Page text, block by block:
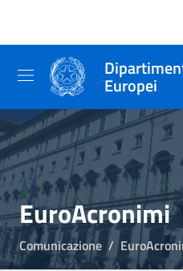
Europei
EuroAcronimi
Comunicazione